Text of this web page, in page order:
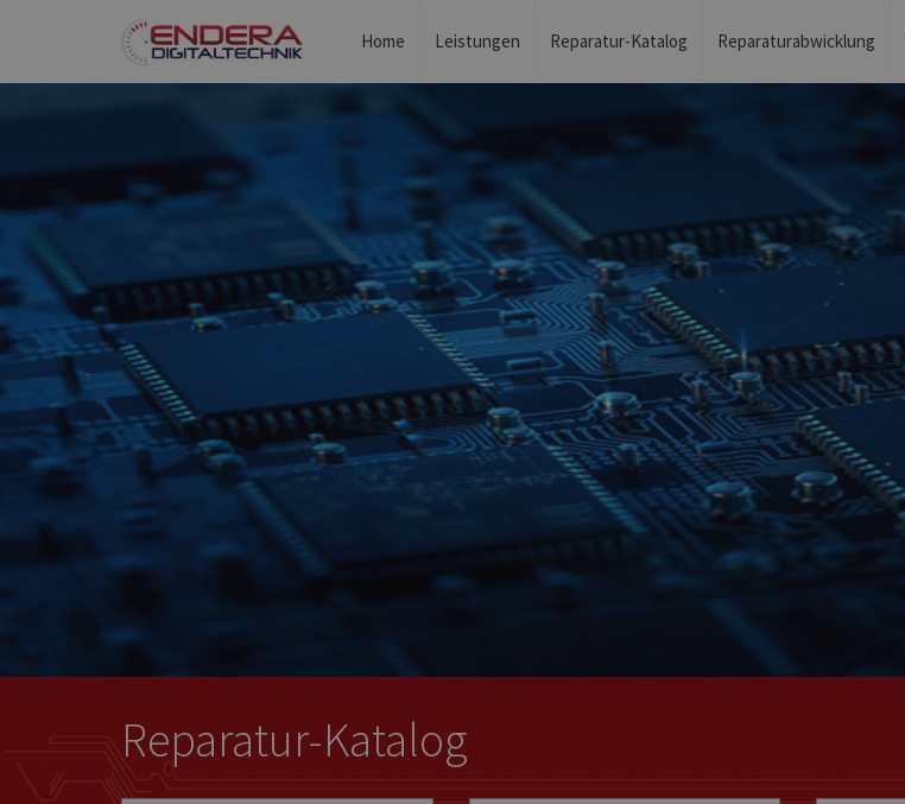
Home Leistungen Reparatur-Katalog Reparaturabwicklung
Reparatur-Katalog